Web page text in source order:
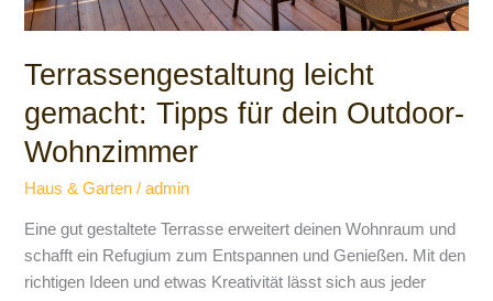
Terrassengestaltung leicht
gemacht: Tipps für dein Outdoor-
Wohnzimmer
Haus & Garten /admin
Eine gut gestaltete Terrasse erweitert deinen Wohnraum und
schafft ein Refugium zum Entspannen und Genießen. Mit den
richtigen Ideen und etwas Kreativität lässt sich aus jeder